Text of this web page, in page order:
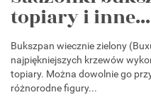
topiary i inne...
Bukszpan wiecznie zielony
najpiękniejszych krzewów
topiary. Można dowolnie go
różnorodne figury...